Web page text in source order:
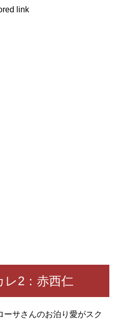
link
レ2：赤西仁
ーサさんのお泊り愛がスク